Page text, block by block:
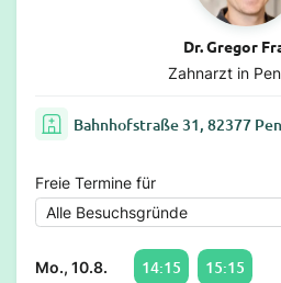
Dr. Gregor
Zahnarzt in
Bahnhofstraße 31, 82377
Freie Termine für
Mo., 10.8. 14:15 15:15